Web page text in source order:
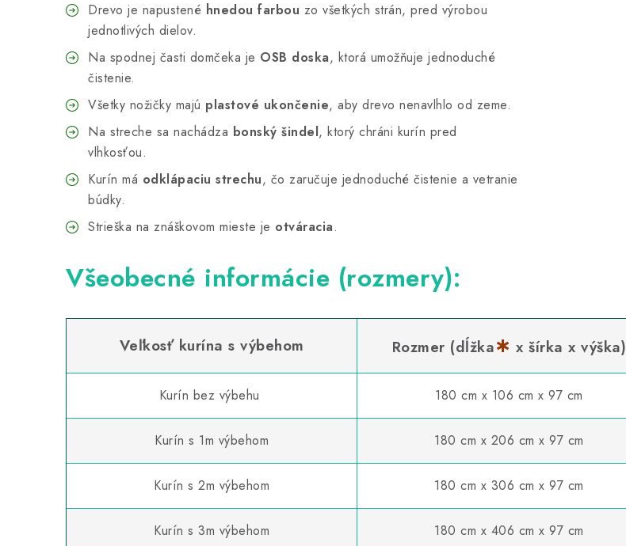
Drevo je napustené hnedou farbou zo všetkých strán, pred výrobou
jednotlivých dielov.
Na spodnej časti domčeka je OSB doska, ktorá umožňuje jednoduché
čistenie.
Všetky nožičky majú plastové ukončenie, aby drevo nenavlhlo od zeme.
Na streche sa nachádza bonský šindel, ktorý chráni kurín pred
vlhkosťou.
Kurín má odklápaciu strechu, čo zaručuje jednoduché čistenie a vetranie
búdky.
Strieška na znáškovom mieste je otváracia.
Všeobecné informácie (rozmery):
Veľkosť kurína s výbehom Rozmer (dĺžka∗ x šírka x výška)
Kurín bez výbehu 180 cm x 106 cm x 97 cm
Kurín s 1m výbehom 180 cm x 206 cm x 97 cm
Kurín s 2m výbehom 180 cm x 306 cm x 97 cm
Kurín s 3m výbehom 180 cm x 406 cm x 97 cm